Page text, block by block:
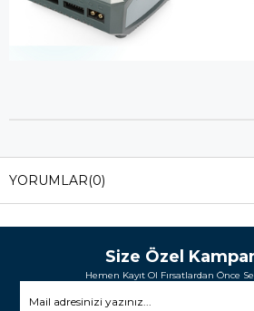
YORUMLAR(0)
Size Özel
Hemen Kayıt Ol Fırsatlardan Önce